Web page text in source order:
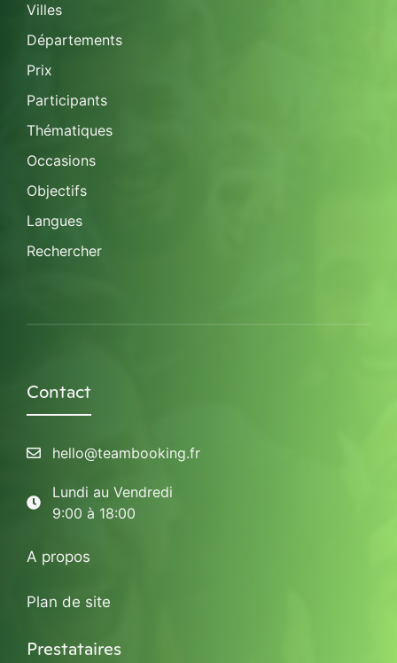
Villes
Départements
Prix
Participants
Thématiques
Occasions
Objectifs
Langues
Rechercher
Contact
hello@teambooking.fr
Lundi au Vendredi
9:00 à 18:00
A propos
Plan de site
Prestataires